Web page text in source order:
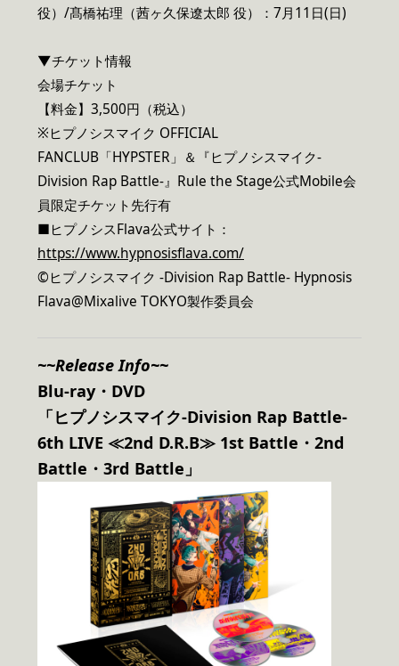
役）/髙橋祐理（茜ヶ久保遼太郎 役）：7月11日(日)
▼チケット情報
会場チケット
【料金】3,500円（税込）
※ヒプノシスマイク OFFICIAL
FANCLUB「HYPSTER」＆『ヒプノシスマイク-
Division Rap Battle-』Rule the Stage公式Mobile会
員限定チケット先行有
■ヒプノシスFlava公式サイト：
https://www.hypnosisflava.com/
©︎ヒプノシスマイク -Division Rap Battle- Hypnosis
Flava@Mixalive TOKYO製作委員会
~~Release Info~~
Blu-ray・DVD
「ヒプノシスマイク-Division Rap Battle-
6th LIVE ≪2nd D.R.B≫ 1st Battle・2nd
Battle・3rd Battle」